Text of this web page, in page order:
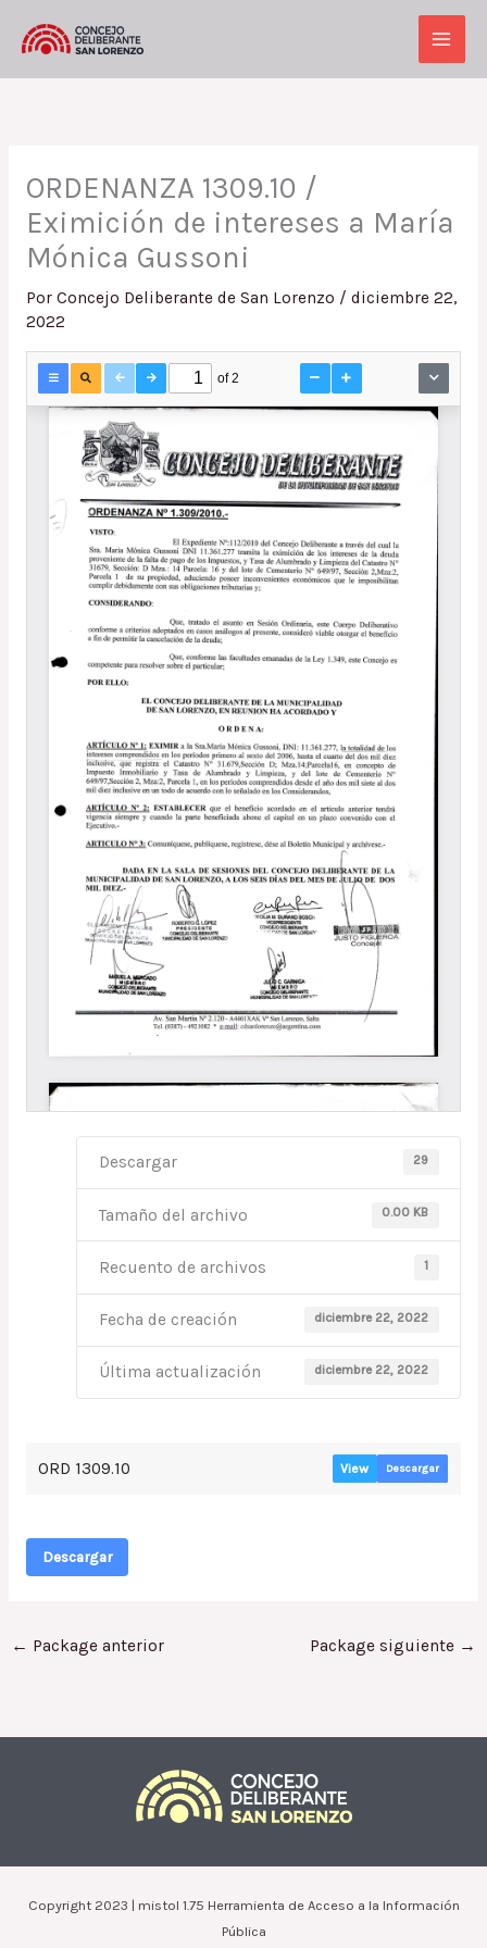
Main
ORDENANZA 1309.10 /
Eximición de intereses a María
Mónica Gussoni
Por Concejo Deliberante de San Lorenzo / diciembre 22,
2022
Descargar 29
Tamaño del archivo 0.00 KB
Recuento de archivos 1
Fecha de creación diciembre 22, 2022
Última actualización diciembre 22, 2022
ORD 1309.10 View Descargar
Descargar
← Package anterior Package siguiente →
Copyright 2023 | mistol 1.75 Herramienta de Acceso a la Información
Pública